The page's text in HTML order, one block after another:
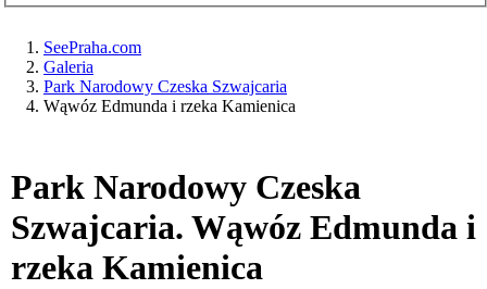
SeePraha.com
Galeria
Park Narodowy Czeska Szwajcaria
Wąwóz Edmunda i rzeka Kamienica
Park Narodowy Czeska
Szwajcaria. Wąwóz Edmunda i
rzeka Kamienica